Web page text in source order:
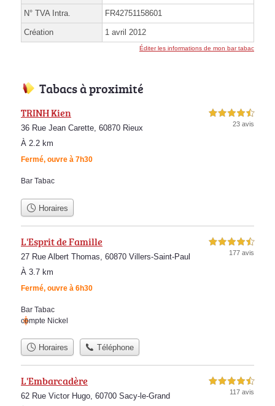
N° TVA Intra. FR42751158601
Création 1 avril 2012
Éditer les informations de mon bar tabac
Tabacs à proximité
TRINH Kien
36 Rue Jean Carette, 60870 Rieux
À 2.2 km
Fermé, ouvre à 7h30
4,5 étoiles sur 5
23 avis
Bar Tabac
Horaires
L'Esprit de Famille
27 Rue Albert Thomas, 60870 Villers-Saint-Paul
À 3.7 km
Fermé, ouvre à 6h30
4,5 étoiles sur 5
177 avis
Bar Tabac
compte Nickel
Horaires Téléphone
L'Embarcadère
62 Rue Victor Hugo, 60700 Sacy-le-Grand
4,5 étoiles sur 5
117 avis